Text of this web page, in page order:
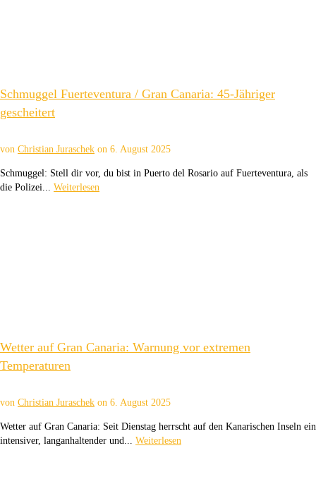
Schmuggel Fuerteventura / Gran Canaria: 45-Jähriger
gescheitert
von Christian Juraschek on 6. August 2025
Schmuggel: Stell dir vor, du bist in Puerto del Rosario auf Fuerteventura, als
die Polizei... Weiterlesen
Wetter auf Gran Canaria: Warnung vor extremen
Temperaturen
von Christian Juraschek on 6. August 2025
Wetter auf Gran Canaria: Seit Dienstag herrscht auf den Kanarischen Inseln ein
intensiver, langanhaltender und... Weiterlesen